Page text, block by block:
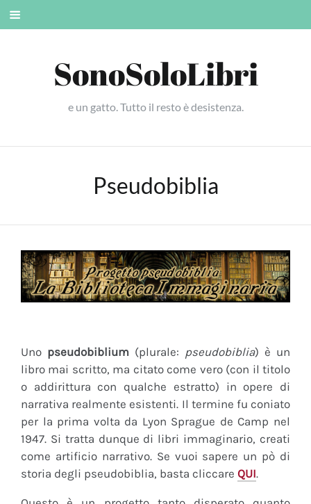
Skip
SonoSoloLibri
e un gatto. Tutto il resto è desistenza.
Pseudobiblia
Uno pseudobiblium (plurale: pseudobiblia) è un
libro mai scritto, ma citato come vero (con il titolo
o addirittura con qualche estratto) in opere di
narrativa realmente esistenti. Il termine fu coniato
per la prima volta da Lyon Sprague de Camp nel
1947. Si tratta dunque di libri immaginario, creati
come artificio narrativo. Se vuoi sapere un pò di
storia degli pseudobiblia, basta cliccare QUI.